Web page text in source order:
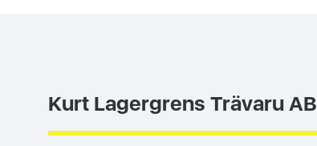
Kurt Lagergrens Trävaru AB